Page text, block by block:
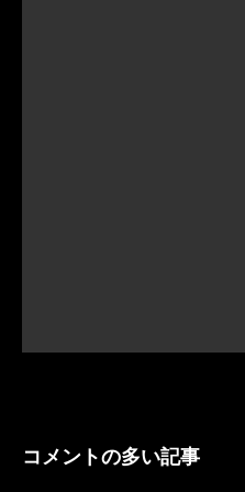
コメントの多い記事